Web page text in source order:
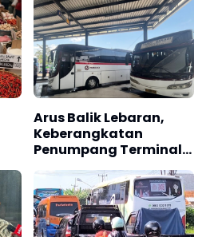
Arus Balik Lebaran,
Keberangkatan
Penumpang Terminal
Guntur Masih Tinggi